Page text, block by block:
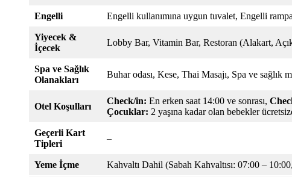
Engelli Engelli kullanımına uygun tuvalet, Engelli
Yiyecek &
İçecek
Lobby Bar, Vitamin Bar, Restoran (Alakart,
Spa ve Sağlık
Olanakları
Buhar odası, Kese, Thai Masajı, Spa ve
Otel Koşulları
Check/in: En erken saat 14:00 ve sonrası,
Çocuklar: 2 yaşına kadar olan bebekler
Geçerli Kart
Tipleri
–
Yeme İçme Kahvaltı Dahil (Sabah Kahvaltısı: 07:00 –